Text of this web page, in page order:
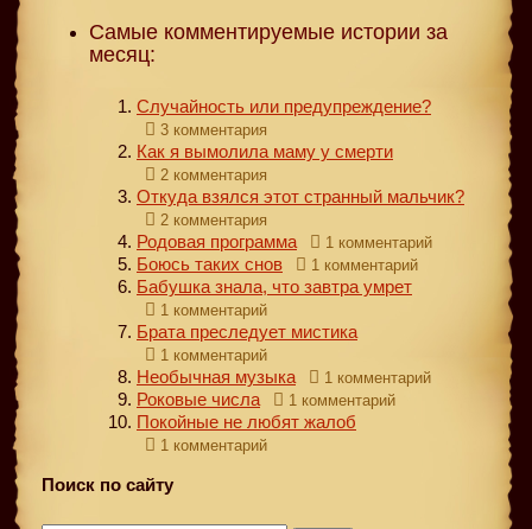
Самые комментируемые истории за
месяц:
Случайность или предупреждение?
3 комментария
Как я вымолила маму у смерти
2 комментария
Откуда взялся этот странный мальчик?
2 комментария
Родовая программа 1 комментарий
Боюсь таких снов 1 комментарий
Бабушка знала, что завтра умрет
1 комментарий
Брата преследует мистика
1 комментарий
Необычная музыка 1 комментарий
Роковые числа 1 комментарий
Покойные не любят жалоб
1 комментарий
Поиск по сайту